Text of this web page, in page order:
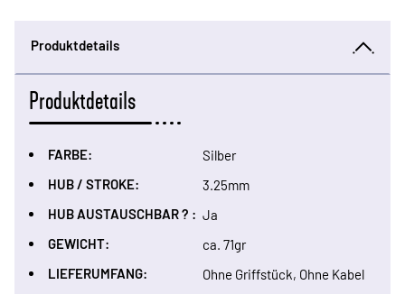
Produktdetails
Produktdetails
FARBE:
Silber
HUB / STROKE:
3.25mm
HUB AUSTAUSCHBAR ? : Ja
GEWICHT:
ca. 71gr
LIEFERUMFANG:
Ohne Griffstück, Ohne Kabel